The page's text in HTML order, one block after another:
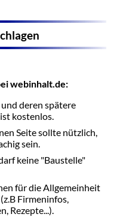
webinhalt.de:
deren spätere
kostenlos.
Seite sollte nützlich,
sein.
keine "Baustelle"
für die Allgemeinheit
Firmeninfos,
Rezepte...).